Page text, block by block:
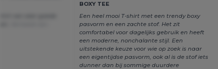
BOXY TEE
Een heel mooi T-shirt met een trendy boxy
pasvorm en een zachte stof. Het zit
comfortabel voor dagelijks gebruik en heeft
een moderne, nonchalante stijl. Een
uitstekende keuze voor wie op zoek is naar
een eigentijdse pasvorm, ook al is de stof iets
dunner dan bij sommige duurdere